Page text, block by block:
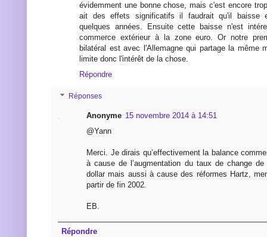
évidemment une bonne chose, mais c'est encore
ait des effets significatifs il faudrait qu'il baisse
quelques années. Ensuite cette baisse n'est
commerce extérieur à la zone euro. Or notre
bilatéral est avec l'Allemagne qui partage la même
limite donc l'intérêt de la chose.
Répondre
Réponses
Anonyme 15 novembre 2014 à 14:51
@Yann
Merci. Je dirais qu’effectivement la balance
à cause de l’augmentation du taux de change de
dollar mais aussi à cause des réformes Hartz,
partir de fin 2002.
EB.
Répondre